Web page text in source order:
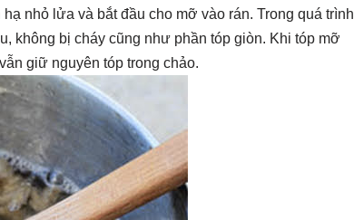
nhỏ lửa và bắt đầu cho mỡ vào rán. Trong quá trình
không bị cháy cũng như phần tóp giòn. Khi tóp mỡ
giữ nguyên tóp trong chảo.